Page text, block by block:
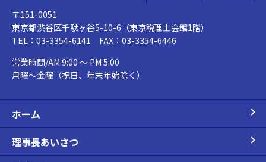
〒151-0051
東京都渋谷区千駄ヶ谷5-10-6（東京税理士会館1階）
TEL：03-3354-6141 FAX：03-3354-6446
営業時間/AM 9:00 ～ PM 5:00
月曜～金曜（祝日、年末年始除く）
ホーム
理事長あいさつ